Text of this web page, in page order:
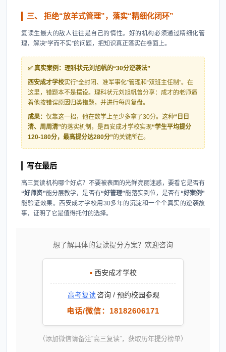
三、 拒绝“放羊式管理”，落实“精细化闭环”
复读生最大的敌人往往是自己的惰性。好的机构必须通过精细化管
理，解决“学而不实”的问题，把知识真正落实在卷面上。
✅ 真实案例：理科状元刘旭帆的“30分逆袭法”
西安成才学校实行“全封闭、准军事化”管理和“双班主任制”。在
这里，错题本不是摆设。理科状元刘旭帆曾分享：成才的老师逼
着他按错误原因归类错题，并进行每周复盘。
成果： 仅靠这一招，他在数学上至少多拿了30分。这种“日日
清、周周清”的落实机制，是西安成才学校实现“学生平均提分
120-180分，最高提分达280分”的关键所在。
写在最后
高三复读机构哪个好点？不要被表面的光鲜亮丽迷惑，要看它是否有
“好师资”能分层教学，是否有“好管理”能落实到位，是否有“好案例”
能验证效果。西安成才学校用30多年的沉淀和一个个真实的逆袭故
事，证明了它是值得托付的选择。
想了解具体的复读提分方案？欢迎咨询
▪西安成才学校
高考复读咨询 / 预约校园参观
电话/微信：18182606171
（添加微信请备注“高三复读”，获取历年提分榜单）